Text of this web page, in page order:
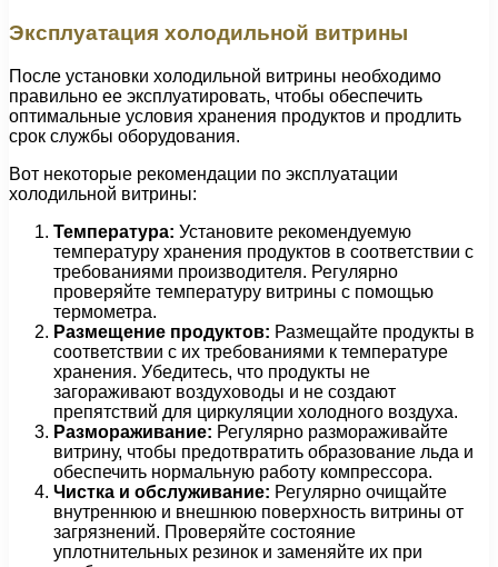
Эксплуатация холодильной витрины
После установки холодильной витрины необходимо
правильно ее эксплуатировать, чтобы обеспечить
оптимальные условия хранения продуктов и продлить
срок службы оборудования.
Вот некоторые рекомендации по эксплуатации
холодильной витрины:
Температура: Установите рекомендуемую
температуру хранения продуктов в соответствии с
требованиями производителя. Регулярно
проверяйте температуру витрины с помощью
термометра.
Размещение продуктов: Размещайте продукты в
соответствии с их требованиями к температуре
хранения. Убедитесь, что продукты не
загораживают воздуховоды и не создают
препятствий для циркуляции холодного воздуха.
Размораживание: Регулярно размораживайте
витрину, чтобы предотвратить образование льда и
обеспечить нормальную работу компрессора.
Чистка и обслуживание: Регулярно очищайте
внутреннюю и внешнюю поверхность витрины от
загрязнений. Проверяйте состояние
уплотнительных резинок и заменяйте их при